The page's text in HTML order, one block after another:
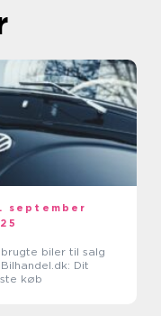
september
brugte biler til salg
Dit
køb